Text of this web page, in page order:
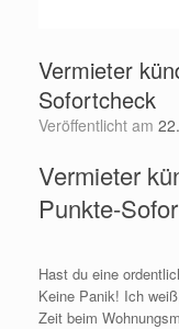
Vermieter
Sofortcheck
Veröffentlicht am
Vermieter
Punkte-
Hast du eine
Keine Panik! Ich
Zeit beim